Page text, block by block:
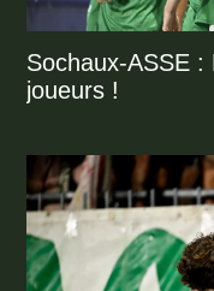
Sochaux-ASSE
joueurs !